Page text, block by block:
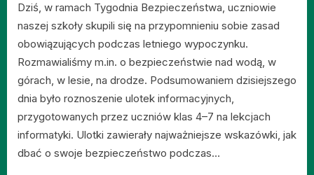
Dziś, w ramach Tygodnia Bezpieczeństwa, uczniowie
naszej szkoły skupili się na przypomnieniu sobie zasad
obowiązujących podczas letniego wypoczynku.
Rozmawialiśmy m.in. o bezpieczeństwie nad wodą, w
górach, w lesie, na drodze. Podsumowaniem dzisiejszego
dnia było roznoszenie ulotek informacyjnych,
przygotowanych przez uczniów klas 4–7 na lekcjach
informatyki. Ulotki zawierały najważniejsze wskazówki, jak
dbać o swoje bezpieczeństwo podczas…